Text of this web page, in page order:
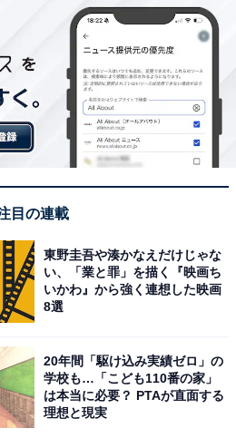
目の連載
東野圭吾や湊かなえだけじゃな
い、「業と罪」を描く『映画ち
いかわ』から強く連想した映画
8選
20年間「駆け込み実績ゼロ」の
学校も…「こども110番の家」
は本当に必要？ PTAが直面する
理想と現実